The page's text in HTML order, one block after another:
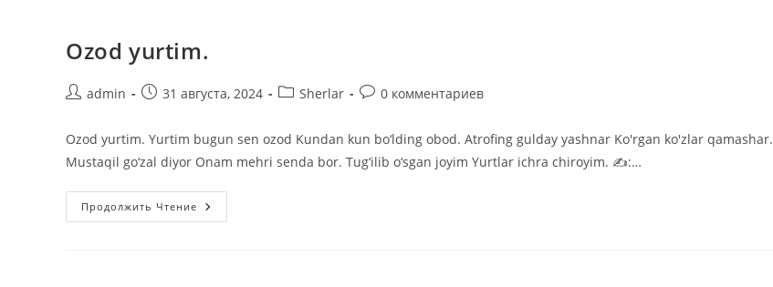
Ozod yurtim.
Авторadmin
Запись31 августа, 2024
Рубрика
Sherlar
Комментарии
записи:
0 комментариев
Ozod yurtim. Yurtim bugun sen ozod Kundan kun bo‘lding obod. Atrofing gulday yashnar Ko'rgan ko'zlar qamashar.
Mustaqil go‘zal diyor Onam mehri senda bor. Tug‘ilib o‘sgan joyim Yurtlar ichra chiroyim. ✍️:…
Продолжить Чтение Ozod
Yurtim.